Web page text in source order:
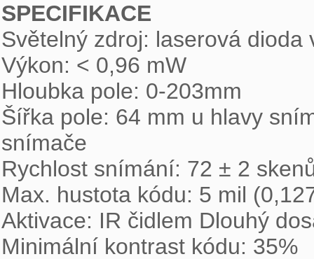
SPECIFIKACE
Světelný zdroj: laserová
Výkon: < 0,96 mW
Hloubka pole: 0-203mm
Šířka pole: 64 mm u hlavy
snímače
Rychlost snímání: 72 ± 2
Max. hustota kódu: 5 mil
Aktivace: IR čidlem Dlouhý
Minimální kontrast kódu: 35%